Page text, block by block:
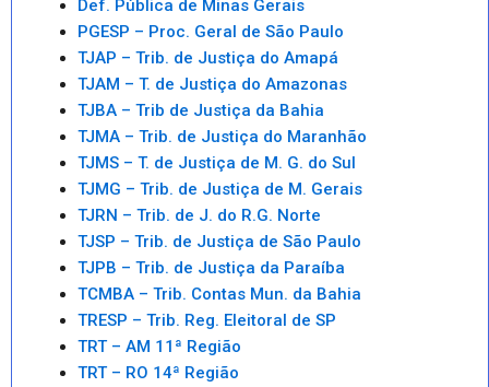
Def. Pública de Minas Gerais
PGESP – Proc. Geral de São Paulo
TJAP – Trib. de Justiça do Amapá
TJAM – T. de Justiça do Amazonas
TJBA – Trib de Justiça da Bahia
TJMA – Trib. de Justiça do Maranhão
TJMS – T. de Justiça de M. G. do Sul
TJMG – Trib. de Justiça de M. Gerais
TJRN – Trib. de J. do R.G. Norte
TJSP – Trib. de Justiça de São Paulo
TJPB – Trib. de Justiça da Paraíba
TCMBA – Trib. Contas Mun. da Bahia
TRESP – Trib. Reg. Eleitoral de SP
TRT – AM 11ª Região
TRT – RO 14ª Região